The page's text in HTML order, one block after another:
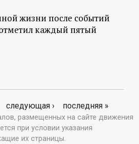
жизни после событий
каждый пятый
следующая › последняя »
размещенных на сайте движения
при условии указания
их страницы.